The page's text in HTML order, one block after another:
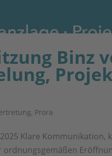
Binz
, Prora
Klare Kommunikation,
ordnungsgemäßen